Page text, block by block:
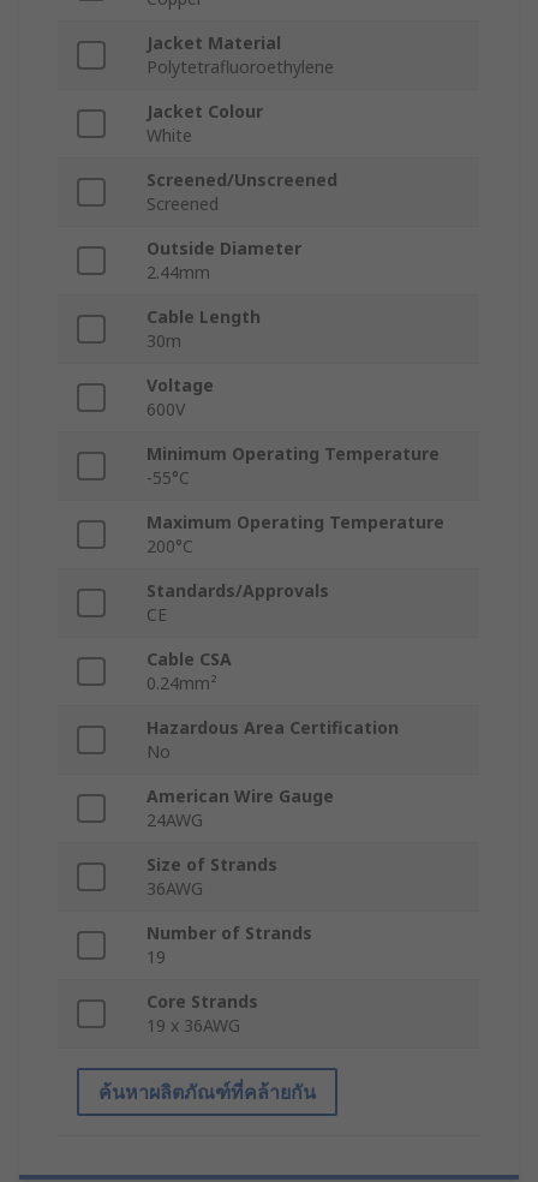
Jacket Material
Polytetrafluoroethylene
Jacket Colour
White
Screened/Unscreened
Screened
Outside Diameter
2.44mm
Cable Length
30m
Voltage
600V
Minimum Operating Temperature
-55°C
Maximum Operating Temperature
200°C
Standards/Approvals
CE
Cable CSA
0.24mm²
Hazardous Area Certification
No
American Wire Gauge
24AWG
Size of Strands
36AWG
Number of Strands
19
Core Strands
19 x 36AWG
ค้นหาผลิตภัณฑ์ที่คล้ายกัน